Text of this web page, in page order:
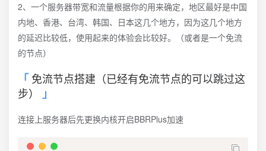
2、一个服务器带宽和流量根据你的用来确定，地区最好是中国
内地、香港、台湾、韩国、日本这几个地方，因为这几个地方
的延迟比较低，使用起来的体验会比较好。（或者是一个免流
的节点）
免流节点搭建（已经有免流节点的可以跳过这
步）
连接上服务器后先更换内核开启BBRPlus加速